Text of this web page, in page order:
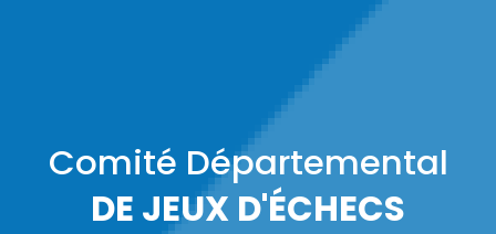
Comité Départemental
DE JEUX D'ÉCHECS